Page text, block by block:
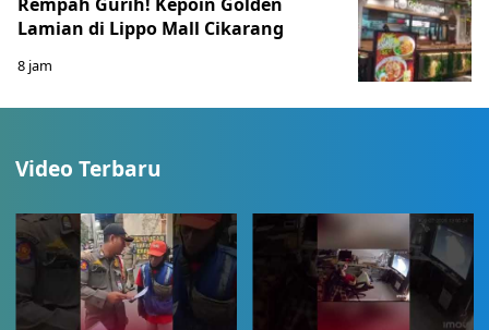
Lamian di Lippo Mall Cikarang
8 jam
Video Terbaru